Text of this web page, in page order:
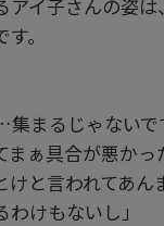
アイ子さんの姿
。
集まるじゃない
まぁ具合が悪かっ
けと言われてあん
けもないし」